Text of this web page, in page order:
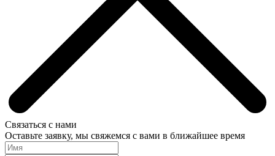
Связаться с нами
Оставьте заявку, мы свяжемся с вами в ближайшее время